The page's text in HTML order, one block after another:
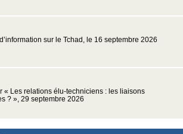
sur le Tchad, le 16 septembre 2026
« Les relations élu-techniciens : les liaisons
? », 29 septembre 2026